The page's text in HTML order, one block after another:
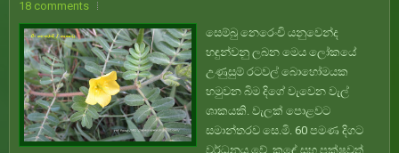
18 comments
සෙම්බු නෙරෙංචි යනුවෙන්ද
හඳුන්වනු ලබන මෙය ලෝකයේ
උණුසුම් රටවල් බොහෝමයක
හමුවන බිම දිගේ වැවෙන වැල්
ශාකයකි. වැලක් පොළවට
සමාන්තරව සෙ.මි. 60 පමණ දිගට
වර්ධනය වේ. කඳේ සහ පක්ෂවත්